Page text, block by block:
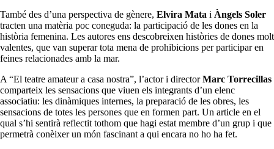
També des d’una perspectiva de gènere, Elvira Mata i Àngels Soler
tracten una matèria poc coneguda: la participació de les dones en la
història femenina. Les autores ens descobreixen històries de dones molt
valentes, que van superar tota mena de prohibicions per participar en
feines relacionades amb la mar.
A “El teatre amateur a casa nostra”, l’actor i directorMarc Torrecillas
comparteix les sensacions que viuen els integrants d’un elenc
associatiu: les dinàmiques internes, la preparació de les obres, les
sensacions de totes les persones que en formen part. Un article en el
qual s’hi sentirà reflectit tothom que hagi estat membre d’un grup i que
permetrà conèixer un món fascinant a qui encara no ho ha fet.